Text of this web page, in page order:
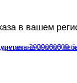
в вашем
2900х600